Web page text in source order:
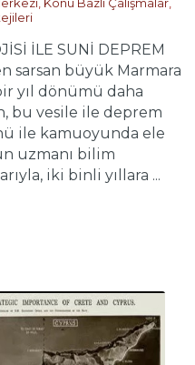
İLE SUNİ DEPREM
sarsan büyük Marmara
yıl dönümü daha
bu vesile ile deprem
ile kamuoyunda ele
uzmanı bilim
iki binli yıllara ...